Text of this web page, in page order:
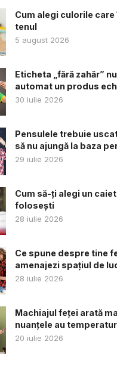
Cum alegi culorile
tenul
5 august 2026
Eticheta „fără zahăr”
automat un produs
30 iulie 2026
Pensulele trebuie
să nu ajungă la baza
29 iulie 2026
Cum să-ți alegi un
folosești
28 iulie 2026
Ce spune despre tine
amenajezi spațiul de
28 iulie 2026
Machiajul feței arată
nuanțele au
20 iulie 2026